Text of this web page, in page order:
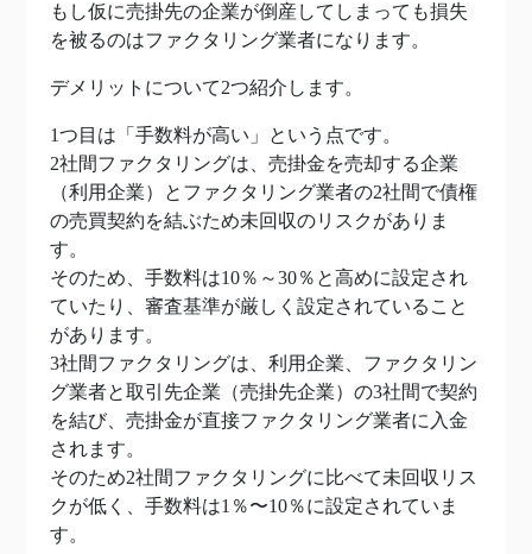
もし仮に売掛先の企業が倒産してしまっても損失
を被るのはファクタリング業者になります。
デメリットについて2つ紹介します。
1つ目は「手数料が高い」という点です。
2社間ファクタリングは、売掛金を売却する企業
（利用企業）とファクタリング業者の2社間で債権
の売買契約を結ぶため未回収のリスクがありま
す。
そのため、手数料は10％～30％と高めに設定され
ていたり、審査基準が厳しく設定されていること
があります。
3社間ファクタリングは、利用企業、ファクタリン
グ業者と取引先企業（売掛先企業）の3社間で契約
を結び、売掛金が直接ファクタリング業者に入金
されます。
そのため2社間ファクタリングに比べて未回収リス
クが低く、手数料は1％〜10％に設定されていま
す。